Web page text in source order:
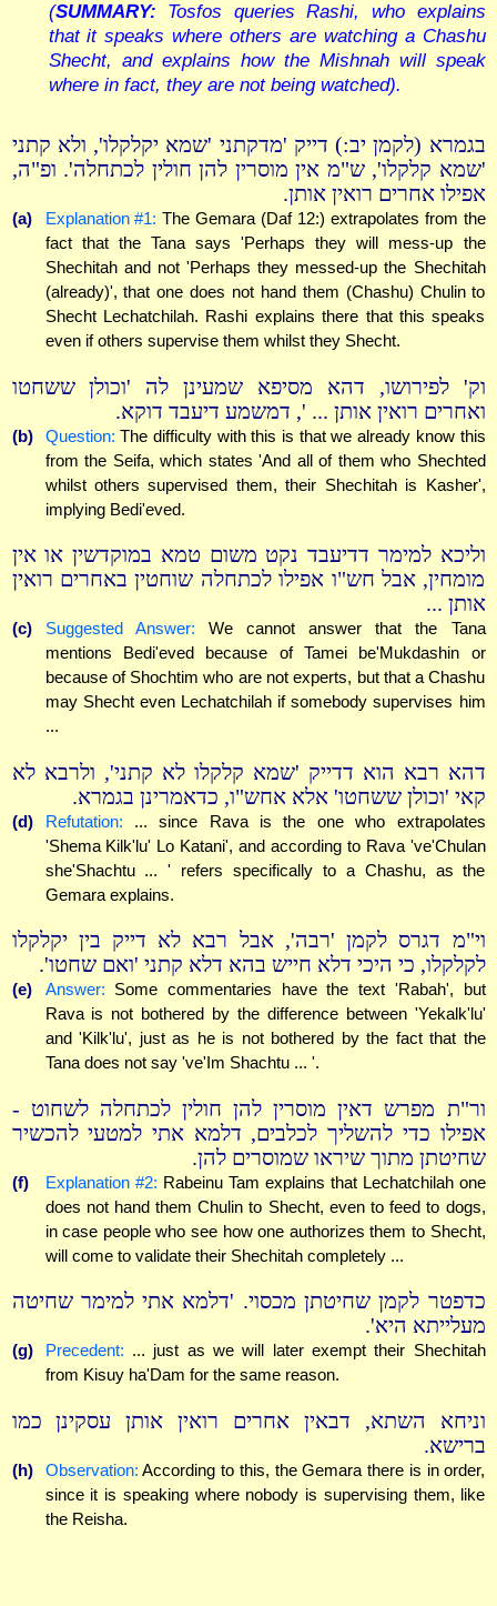
(SUMMARY:
Tosfos queries Rashi, who explains
that it speaks where others are watching a Chashu
Shecht, and explains how the Mishnah will speak
where in fact, they are not being watched).
בגמרא (לקמן יב:) דייק 'מדקתני 'שמא יקלקלו', ולא קתני
'שמא קלקלו', ש"מ אין מוסרין להן חולין לכתחלה'. ופ"ה,
אפילו אחרים רואין אותן.
(a) Explanation #1: The Gemara (Daf 12:) extrapolates from the
fact that the Tana says 'Perhaps they will mess-up the
Shechitah and not 'Perhaps they messed-up the Shechitah
(already)', that one does not hand them (Chashu) Chulin to
Shecht Lechatchilah. Rashi explains there that this speaks
even if others supervise them whilst they Shecht.
וק' לפירושו, דהא מסיפא שמעינן לה 'וכולן ששחטו
ואחרים רואין אותן ... ', דמשמע דיעבד דוקא.
(b) Question: The difficulty with this is that we already know this
from the Seifa, which states 'And all of them who Shechted
whilst others supervised them, their Shechitah is Kasher',
implying Bedi'eved.
וליכא למימר דדיעבד נקט משום טמא במוקדשין או אין
מומחין, אבל חש"ו אפילו לכתחלה שוחטין באחרים רואין
אותן ...
(c) Suggested Answer: We cannot answer that the Tana
mentions Bedi'eved because of Tamei be'Mukdashin or
because of Shochtim who are not experts, but that a Chashu
may Shecht even Lechatchilah if somebody supervises him
...
דהא רבא הוא דדייק 'שמא קלקלו לא קתני', ולרבא לא
קאי 'וכולן ששחטו' אלא אחש"ו, כדאמרינן בגמרא.
(d) Refutation: ... since Rava is the one who extrapolates
'Shema Kilk'lu' Lo Katani', and according to Rava 've'Chulan
she'Shachtu ... ' refers specifically to a Chashu, as the
Gemara explains.
וי"מ דגרס לקמן 'רבה', אבל רבא לא דייק בין יקלקלו
לקלקלו, כי היכי דלא חייש בהא דלא קתני 'ואם שחטו'.
(e) Answer: Some commentaries have the text 'Rabah', but
Rava is not bothered by the difference between 'Yekalk'lu'
and 'Kilk'lu', just as he is not bothered by the fact that the
Tana does not say 've'Im Shachtu ... '.
ור"ת מפרש דאין מוסרין להן חולין לכתחלה לשחוט -
אפילו כדי להשליך לכלבים, דלמא אתי למטעי להכשיר
שחיטתן מתוך שיראו שמוסרים להן.
(f) Explanation #2: Rabeinu Tam explains that Lechatchilah one
does not hand them Chulin to Shecht, even to feed to dogs,
in case people who see how one authorizes them to Shecht,
will come to validate their Shechitah completely ...
כדפטר לקמן שחיטתן מכסוי. 'דלמא אתי למימר שחיטה
מעלייתא היא'.
(g) Precedent: ... just as we will later exempt their Shechitah
from Kisuy ha'Dam for the same reason.
וניחא השתא, דבאין אחרים רואין אותן עסקינן כמו
ברישא.
(h) Observation: According to this, the Gemara there is in order,
since it is speaking where nobody is supervising them, like
the Reisha.